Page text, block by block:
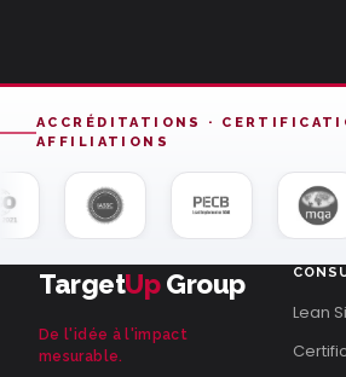
ACCRÉDITATIONS ·
AFFILIATIONS
TargetUpGroup
De l'idée à l'impact
mesurable.
Lean